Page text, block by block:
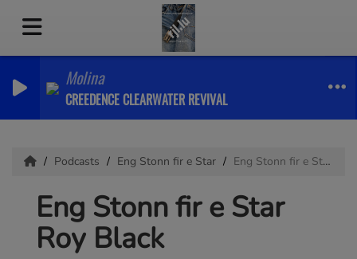
Molina
CREEDENCE CLEARWATER REVIVAL
Podcasts Eng Stonn fir e Star Eng Stonn fir e Star Roy Black
Eng Stonn fir e Star
Roy Black